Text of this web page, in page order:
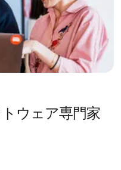
ウェア専門家